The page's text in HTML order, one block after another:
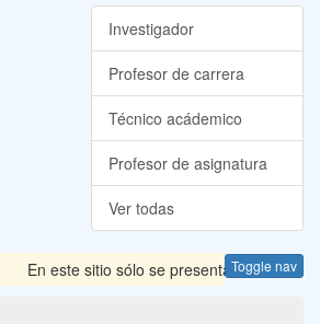
Investigador
Profesor de carrera
Técnico acádemico
Profesor de asignatura
Ver todas
Toggle nav
En este sitio sólo se presentan las